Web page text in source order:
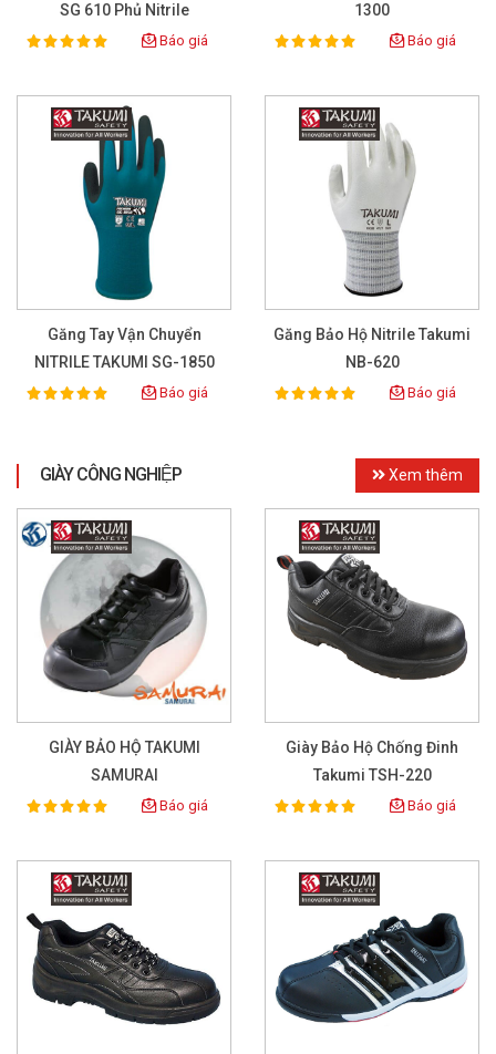
SG 610 Phủ Nitrile
Rating:
100% Báo giá
1300
Rating:
100% Báo giá
Găng Tay Vận Chuyển
NITRILE TAKUMI SG-1850
Rating:
100% Báo giá
Găng Bảo Hộ Nitrile Takumi
NB-620
Rating:
100% Báo giá
GIÀY CÔNG NGHIỆP Xem thêm
GIÀY BẢO HỘ TAKUMI
SAMURAI
Rating:
100% Báo giá
Giày Bảo Hộ Chống Đinh
Takumi TSH-220
Rating:
100% Báo giá